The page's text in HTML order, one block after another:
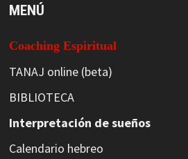
MENÚ
Coaching Espiritual
TANAJ online (beta)
BIBLIOTECA
Interpretación de sueños
Calendario hebreo